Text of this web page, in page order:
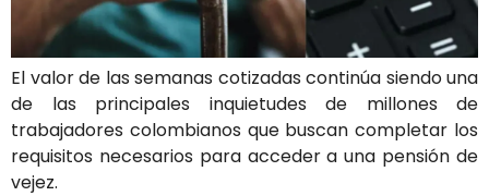
El valor de las semanas cotizadas continúa siendo una
de las principales inquietudes de millones de
trabajadores colombianos que buscan completar los
requisitos necesarios para acceder a una pensión de
vejez.